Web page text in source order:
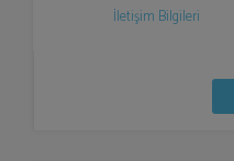
İletişim Bilgileri